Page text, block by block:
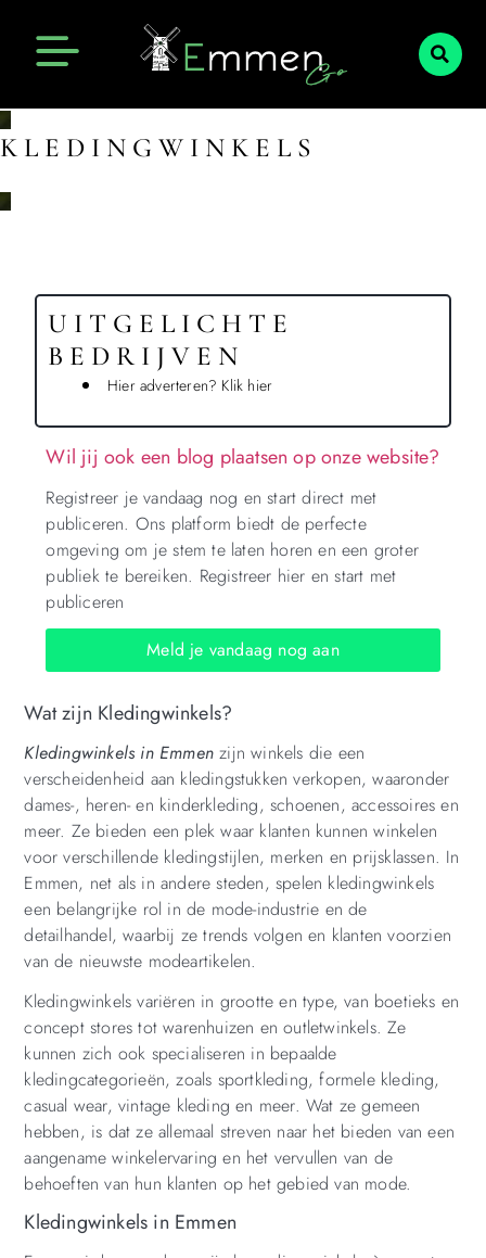
KLEDINGWINKELS
Wat zijn Kledingwinkels?
Kledingwinkels in Emmen zijn winkels die een
verscheidenheid aan kledingstukken verkopen, waaronder
dames-, heren- en kinderkleding, schoenen, accessoires en
meer. Ze bieden een plek waar klanten kunnen winkelen
voor verschillende kledingstijlen, merken en prijsklassen. In
Emmen, net als in andere steden, spelen kledingwinkels
een belangrijke rol in de mode-industrie en de
detailhandel, waarbij ze trends volgen en klanten voorzien
van de nieuwste modeartikelen.
Kledingwinkels variëren in grootte en type, van boetieks en
concept stores tot warenhuizen en outletwinkels. Ze
kunnen zich ook specialiseren in bepaalde
kledingcategorieën, zoals sportkleding, formele kleding,
casual wear, vintage kleding en meer. Wat ze gemeen
hebben, is dat ze allemaal streven naar het bieden van een
aangename winkelervaring en het vervullen van de
behoeften van hun klanten op het gebied van mode.
Kledingwinkels in Emmen
UITGELICHTE
BEDRIJVEN
Hier adverteren? Klik hier
Wil jij ook een blog plaatsen op onze website?
Registreer je vandaag nog en start direct met
publiceren. Ons platform biedt de perfecte
omgeving om je stem te laten horen en een groter
publiek te bereiken. Registreer hier en start met
publiceren
Meld je vandaag nog aan